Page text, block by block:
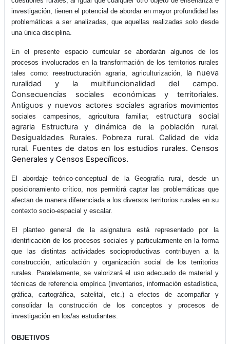
investigación, tienen el potencial de abordar en mayor profundidad las
problemáticas a ser analizadas, que aquellas realizadas solo desde
una única disciplina.
En el presente espacio curricular se abordarán algunos de los
procesos involucrados en la transformación de los territorios rurales
tales como: reestructuración agraria, agriculturización, la nueva
ruralidad y la multifuncionalidad del campo.
Consecuencias sociales económicas y territoriales.
Antiguos y nuevos actores sociales agrarios movimientos
sociales campesinos, agricultura familiar, estructura social
agraria Estructura y dinámica de la población rural.
Desigualdades Rurales. Pobreza rural. Calidad de vida
rural. Fuentes de datos en los estudios rurales. Censos
Generales y Censos Específicos.
El abordaje teórico-conceptual de la Geografía rural, desde un
posicionamiento crítico, nos permitirá captar las problemáticas que
afectan de manera diferenciada a los diversos territorios rurales en su
contexto socio-espacial y escalar.
El planteo general de la asignatura está representado por la
identificación de los procesos sociales y particularmente en la forma
que las distintas actividades socioproductivas contribuyen a la
construcción, articulación y organización social de los territorios
rurales. Paralelamente, se valorizará el uso adecuado de material y
técnicas de referencia empírica (inventarios, información estadística,
gráfica, cartográfica, satelital, etc.) a efectos de acompañar y
consolidar la construcción de los conceptos y procesos de
investigación en los/as estudiantes.
OBJETIVOS